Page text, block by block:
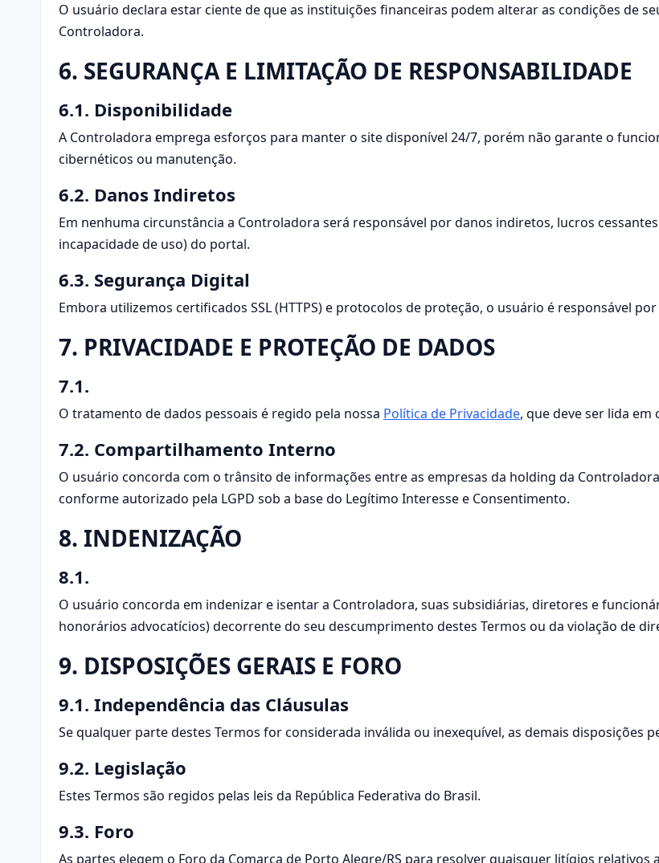
O usuário declara estar ciente de que as instituições financeiras podem alterar as condições de
Controladora.
6. SEGURANÇA E LIMITAÇÃO DE RESPONSABILIDADE
6.1. Disponibilidade
A Controladora emprega esforços para manter o site disponível 24/7, porém não garante o
cibernéticos ou manutenção.
6.2. Danos Indiretos
Em nenhuma circunstância a Controladora será responsável por danos indiretos, lucros
incapacidade de uso) do portal.
6.3. Segurança Digital
Embora utilizemos certificados SSL (HTTPS) e protocolos de proteção, o usuário é responsável
7. PRIVACIDADE E PROTEÇÃO DE DADOS
7.1.
O tratamento de dados pessoais é regido pela nossa Política de Privacidade, que deve ser lida
7.2. Compartilhamento Interno
O usuário concorda com o trânsito de informações entre as empresas da holding da
conforme autorizado pela LGPD sob a base do Legítimo Interesse e Consentimento.
8. INDENIZAÇÃO
8.1.
O usuário concorda em indenizar e isentar a Controladora, suas subsidiárias, diretores e
honorários advocatícios) decorrente do seu descumprimento destes Termos ou da violação de
9. DISPOSIÇÕES GERAIS E FORO
9.1. Independência das Cláusulas
Se qualquer parte destes Termos for considerada inválida ou inexequível, as demais disposições
9.2. Legislação
Estes Termos são regidos pelas leis da República Federativa do Brasil.
9.3. Foro
As partes elegem o Foro da Comarca de Porto Alegre/RS para resolver quaisquer litígios relativos